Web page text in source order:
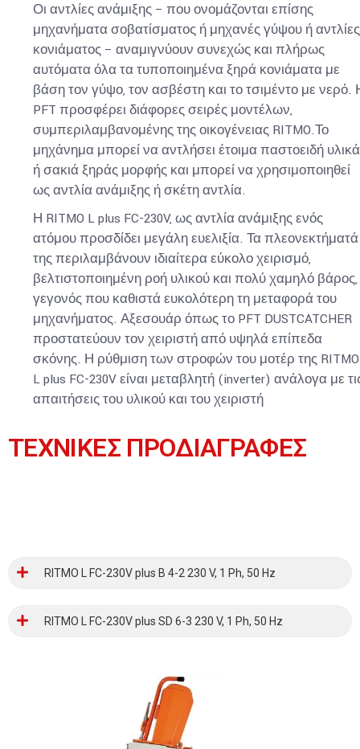
Οι αντλίες ανάμιξης – που ονομάζονται επίσης
μηχανήματα σοβατίσματος ή μηχανές γύψου ή αντλίες
κονιάματος – αναμιγνύουν συνεχώς και πλήρως
αυτόματα όλα τα τυποποιημένα ξηρά κονιάματα με
βάση τον γύψο, τον ασβέστη και το τσιμέντο με νερό.
PFT προσφέρει διάφορες σειρές μοντέλων,
συμπεριλαμβανομένης της οικογένειας RITMO.Το
μηχάνημα μπορεί να αντλήσει έτοιμα παστοειδή υλικά
ή σακιά ξηράς μορφής και μπορεί να χρησιμοποιηθεί
ως αντλία ανάμιξης ή σκέτη αντλία.
Η RITMO L plus FC-230V, ως αντλία ανάμιξης ενός
ατόμου προσδίδει μεγάλη ευελιξία. Τα πλεονεκτήματά
της περιλαμβάνουν ιδιαίτερα εύκολο χειρισμό,
βελτιστοποιημένη ροή υλικού και πολύ χαμηλό βάρος,
γεγονός που καθιστά ευκολότερη τη μεταφορά του
μηχανήματος. Αξεσουάρ όπως το PFT DUSTCATCHER
προστατεύουν τον χειριστή από υψηλά επίπεδα
σκόνης. Η ρύθμιση των στροφών του μοτέρ της RITMO
L plus FC-230V είναι μεταβλητή (inverter) ανάλογα με
απαιτήσεις του υλικού και του χειριστή
ΤΕΧΝΙΚΕΣ ΠΡΟΔΙΑΓΡΑΦΕΣ
RITMO L FC-230V plus B 4-2 230 V, 1 Ph, 50 Hz
RITMO L FC-230V plus SD 6-3 230 V, 1 Ph, 50 Hz